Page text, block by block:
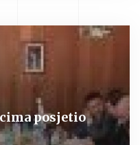
posjetio